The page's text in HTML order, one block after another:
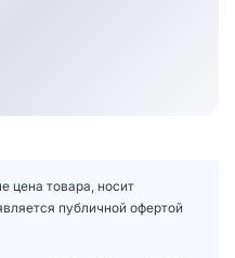
цена товара, носит
публичной офертой